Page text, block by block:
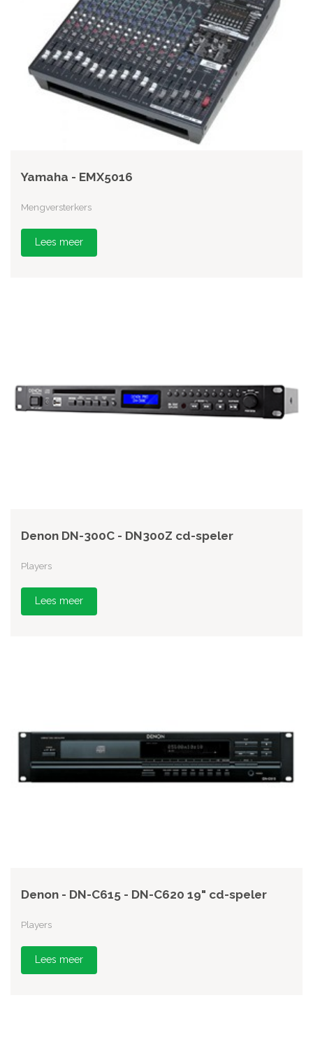
Yamaha - EMX5016
Mengversterkers
Lees meer
Denon DN-300C - DN300Z cd-speler
Players
Lees meer
Denon - DN-C615 - DN-C620 19" cd-speler
Players
Lees meer